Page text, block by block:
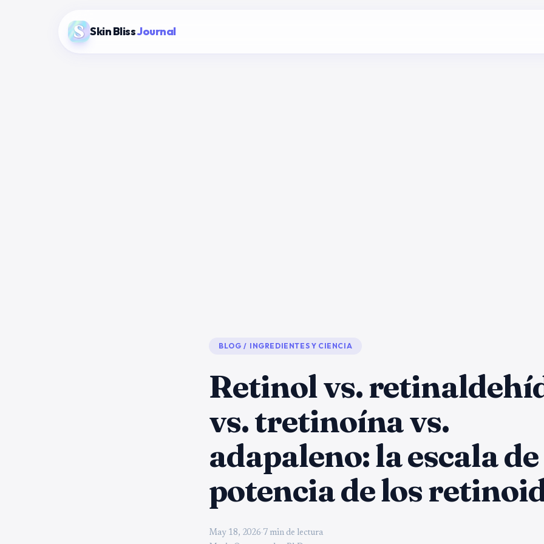
Skin BlissJournal
BLOG / INGREDIENTES Y CIENCIA
Retinol vs.
vs. tretinoína vs.
adapaleno: la escala de
potencia de los
May 18, 2026· 7 min de lectura